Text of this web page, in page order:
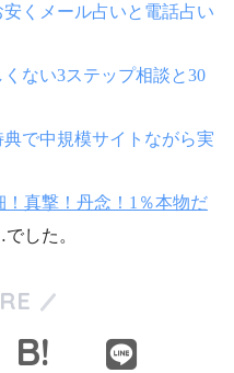
くメール占いと電話占い
ない3ステップ相談と30
で中規模サイトながら実
！真撃！丹念！1％本物だ
した。